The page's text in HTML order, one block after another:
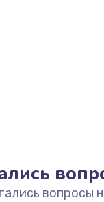
вопросы